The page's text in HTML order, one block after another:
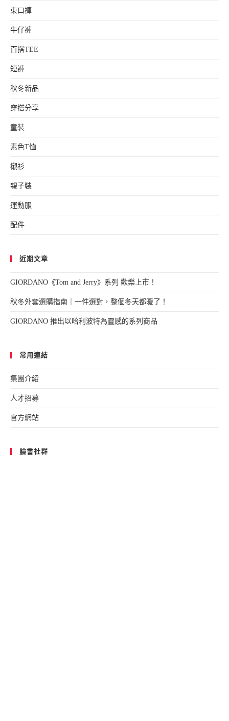
束口褲
牛仔褲
百搭TEE
短褲
秋冬新品
穿搭分享
童裝
素色T恤
襯衫
親子裝
運動服
配件
近期文章
GIORDANO《Tom and Jerry》系列 歡樂上市！
秋冬外套選購指南｜一件選對，整個冬天都暖了！
GIORDANO 推出以哈利波特為靈感的系列商品
常用連結
集團介紹
人才招募
官方網站
臉書社群